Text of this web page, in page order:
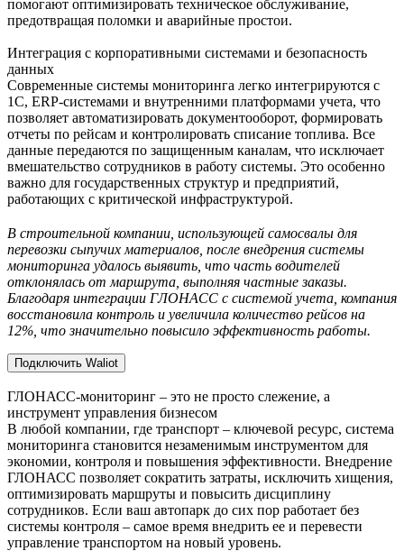
помогают оптимизировать техническое обслуживание,
предотвращая поломки и аварийные простои.
Интеграция с корпоративными системами и безопасность
данных
Современные системы мониторинга легко интегрируются с
1С, ERP-системами и внутренними платформами учета, что
позволяет автоматизировать документооборот, формировать
отчеты по рейсам и контролировать списание топлива. Все
данные передаются по защищенным каналам, что исключает
вмешательство сотрудников в работу системы. Это особенно
важно для государственных структур и предприятий,
работающих с критической инфраструктурой.
В строительной компании, использующей самосвалы для
перевозки сыпучих материалов, после внедрения системы
мониторинга удалось выявить, что часть водителей
отклонялась от маршрута, выполняя частные заказы.
Благодаря интеграции ГЛОНАСС с системой учета, компания
восстановила контроль и увеличила количество рейсов на
12%, что значительно повысило эффективность работы.
Подключить Waliot
ГЛОНАСС-мониторинг – это не просто слежение, а
инструмент управления бизнесом
В любой компании, где транспорт – ключевой ресурс, система
мониторинга становится незаменимым инструментом для
экономии, контроля и повышения эффективности. Внедрение
ГЛОНАСС позволяет сократить затраты, исключить хищения,
оптимизировать маршруты и повысить дисциплину
сотрудников. Если ваш автопарк до сих пор работает без
системы контроля – самое время внедрить ее и перевести
управление транспортом на новый уровень.